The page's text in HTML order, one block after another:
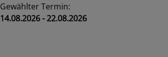
Gewählter Termin:
14.08.2026 - 22.08.2026